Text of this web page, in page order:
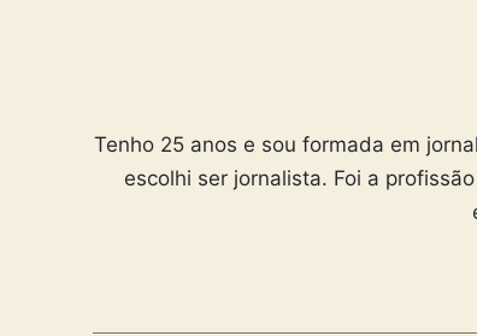
Tenho 25 anos e sou formada em
escolhi ser jornalista. Foi a